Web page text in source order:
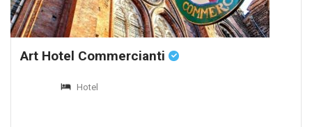
Art Hotel Commercianti
Hotel